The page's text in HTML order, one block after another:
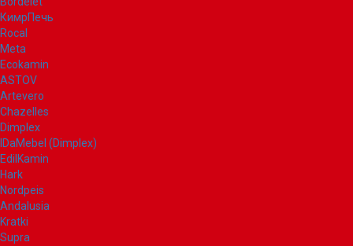
КимрПечь
Rocal
Meta
Ecokamin
ASTOV
Artevero
Chazelles
Dimplex
IDaMebel (Dimplex)
EdilKamin
Hark
Nordpeis
Andalusia
Kratki
Supra